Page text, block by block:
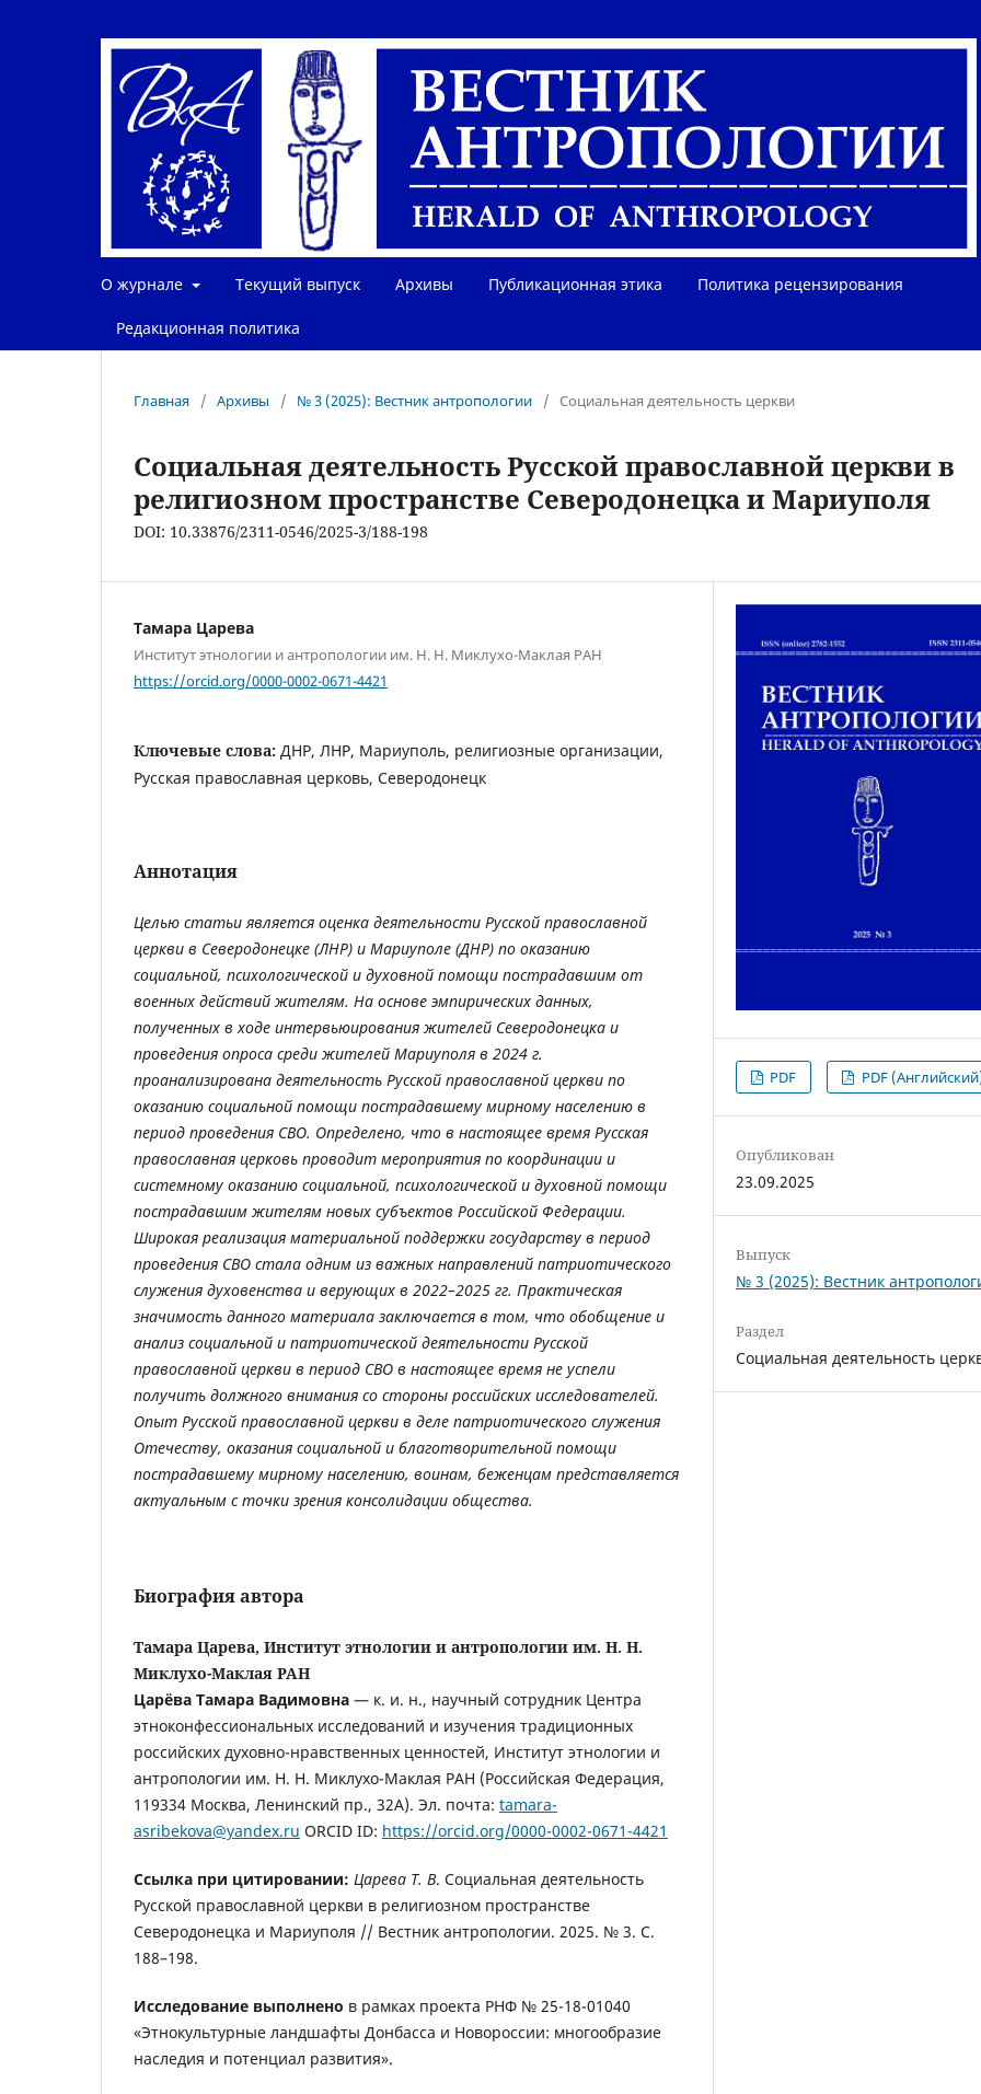
О журнале Текущий выпуск Архивы Публикационная этика Политика рецензирования
Редакционная политика
Главная / Архивы / № 3 (2025): Вестник антропологии / Социальная деятельность церкви
Социальная деятельность Русской православной церкви в
религиозном пространстве Северодонецка и Мариуполя
DOI: 10.33876/2311-0546/2025-3/188-198
Тамара Царева
Институт этнологии и антропологии им. Н. Н. Миклухо-Маклая РАН
https://orcid.org/0000-0002-0671-4421
Ключевые слова: ДНР, ЛНР, Мариуполь, религиозные организации,
Русская православная церковь, Северодонецк
Аннотация
Целью статьи является оценка деятельности Русской православной
церкви в Северодонецке (ЛНР) и Мариуполе (ДНР) по оказанию
социальной, психологической и духовной помощи пострадавшим от
военных действий жителям. На основе эмпирических данных,
полученных в ходе интервьюирования жителей Северодонецка и
проведения опроса среди жителей Мариуполя в 2024 г.
проанализирована деятельность Русской православной церкви по
оказанию социальной помощи пострадавшему мирному населению в
период проведения СВО. Определено, что в настоящее время Русская
православная церковь проводит мероприятия по координации и
системному оказанию социальной, психологической и духовной помощи
пострадавшим жителям новых субъектов Российской Федерации.
Широкая реализация материальной поддержки государству в период
проведения СВО стала одним из важных направлений патриотического
служения духовенства и верующих в 2022–2025 гг. Практическая
значимость данного материала заключается в том, что обобщение и
анализ социальной и патриотической деятельности Русской
православной церкви в период СВО в настоящее время не успели
получить должного внимания со стороны российских исследователей.
Опыт Русской православной церкви в деле патриотического служения
Отечеству, оказания социальной и благотворительной помощи
пострадавшему мирному населению, воинам, беженцам представляется
актуальным с точки зрения консолидации общества.
Биография автора
Тамара Царева, Институт этнологии и антропологии им. Н. Н.
Миклухо-Маклая РАН
Царёва Тамара Вадимовна — к. и. н., научный сотрудник Центра
этноконфессиональных исследований и изучения традиционных
российских духовно-нравственных ценностей, Институт этнологии и
антропологии им. Н. Н. Миклухо-Маклая РАН (Российская Федерация,
119334 Москва, Ленинский пр., 32А). Эл. почта: tamara-
asribekova@yandex.ru ORCID ID: https://orcid.org/0000-0002-0671-4421
Ссылка при цитировании: Царева Т. В. Социальная деятельность
Русской православной церкви в религиозном пространстве
Северодонецка и Мариуполя // Вестник антропологии. 2025. № 3. С.
188–198.
Исследование выполнено в рамках проекта РНФ № 25-18-01040
«Этнокультурные ландшафты Донбасса и Новороссии: многообразие
наследия и потенциал развития».
PDF PDF
Опубликован
23.09.2025
Выпуск
№ 3 (2025): Вестник
Раздел
Социальная деятельность